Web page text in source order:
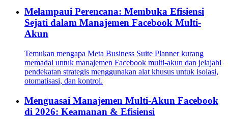
Melampaui Perencana: Membuka Efisiensi
Sejati dalam Manajemen Facebook Multi-
Akun
Temukan mengapa Meta Business Suite Planner kurang
memadai untuk manajemen Facebook multi-akun dan jelajahi
pendekatan strategis menggunakan alat khusus untuk isolasi,
otomatisasi, dan kontrol.
Menguasai Manajemen Multi-Akun Facebook
di 2026: Keamanan & Efisiensi